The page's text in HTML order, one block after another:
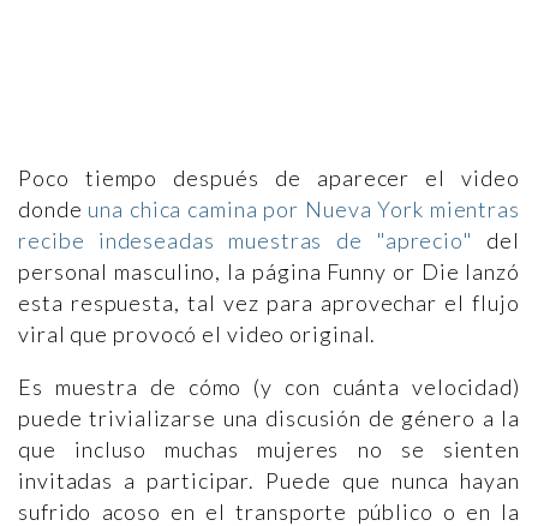
Poco tiempo después de aparecer el video
donde una chica camina por Nueva York mientras
recibe indeseadas muestras de "aprecio"
del
personal masculino, la página Funny or Die lanzó
esta respuesta, tal vez para aprovechar el flujo
viral que provocó el video original.
Es muestra de cómo (y con cuánta velocidad)
puede trivializarse una discusión de género a la
que incluso muchas mujeres no se sienten
invitadas a participar. Puede que nunca hayan
sufrido acoso en el transporte público o en la